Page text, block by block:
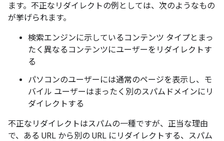
ます。不正なリダイレクトの例としては、次のようなもの
が挙げられます。
検索エンジンに示しているコンテンツ タイプとまっ
たく異なるコンテンツにユーザーをリダイレクトす
る
パソコンのユーザーには通常のページを表示し、モ
バイル ユーザーはまったく別のスパムドメインにリ
ダイレクトする
不正なリダイレクトはスパムの一種ですが、正当な理由
で、ある URL から別の URL にリダイレクトする、スパム